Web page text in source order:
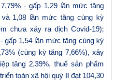
- gấp 1,29 lần mức tăng
1,08 lần mức tăng cùng kỳ
chưa xảy ra dịch Covid-19);
gấp 1,54 lần mức tăng cùng kỳ
(cùng kỳ tăng 7,66%), xây
tăng 2,39%, thuế sản phẩm
toàn xã hội quý II đạt 104,30